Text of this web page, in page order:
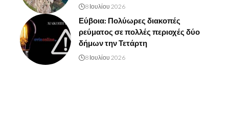
8 Ιουλίου 2026
Εύβοια: Πολύωρες διακοπές
ρεύματος σε πολλές περιοχές δύο
δήμων την Τετάρτη
8 Ιουλίου 2026